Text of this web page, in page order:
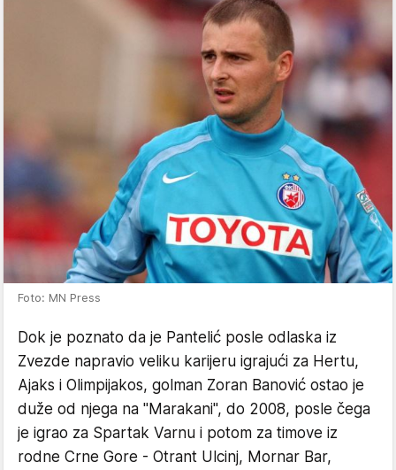
Foto: MN Press
Dok je poznato da je Pantelić posle odlaska iz
Zvezde napravio veliku karijeru igrajući za Hertu,
Ajaks i Olimpijakos, golman Zoran Banović ostao je
duže od njega na "Marakani", do 2008, posle čega
je igrao za Spartak Varnu i potom za timove iz
rodne Crne Gore - Otrant Ulcinj, Mornar Bar,